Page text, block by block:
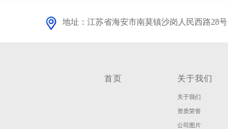
地址：江苏省海安市南莫镇沙岗人民西路28号
首页 关于我们
关于我们
资质荣誉
公司图片